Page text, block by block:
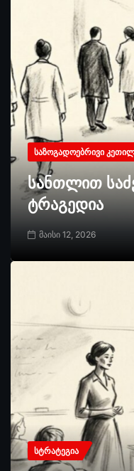
ᲡᲐᲖᲝᲒᲐᲓᲝᲔᲑᲠᲘᲕᲘ
სანთლით
ტრაგედია
მაისი 12, 2026
ᲡᲢᲠᲐᲢᲔᲒᲘᲐ